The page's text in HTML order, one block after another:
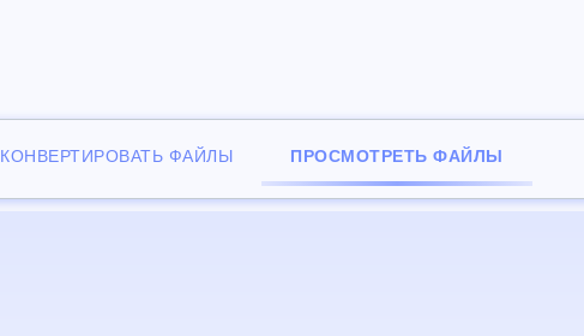
КОНВЕРТИРОВАТЬ ФАЙЛЫ ПРОСМОТРЕТЬ ФАЙЛЫ